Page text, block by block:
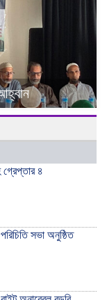
গ্রেপ্তার ৪
সভা অনুষ্ঠিত